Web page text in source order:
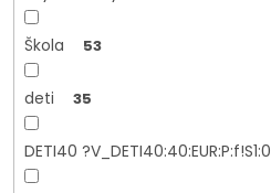
Škola 53
deti 35
DETI40 ?V_DETI40:40:EUR:P:f!S1:0